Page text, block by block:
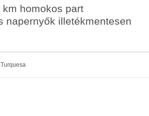
homokos part
napernyők illetékmentesen